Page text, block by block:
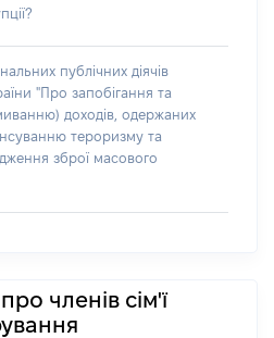
публічних діячів
"Про запобігання та
доходів, одержаних
тероризму та
зброї масового
членів сім'ї